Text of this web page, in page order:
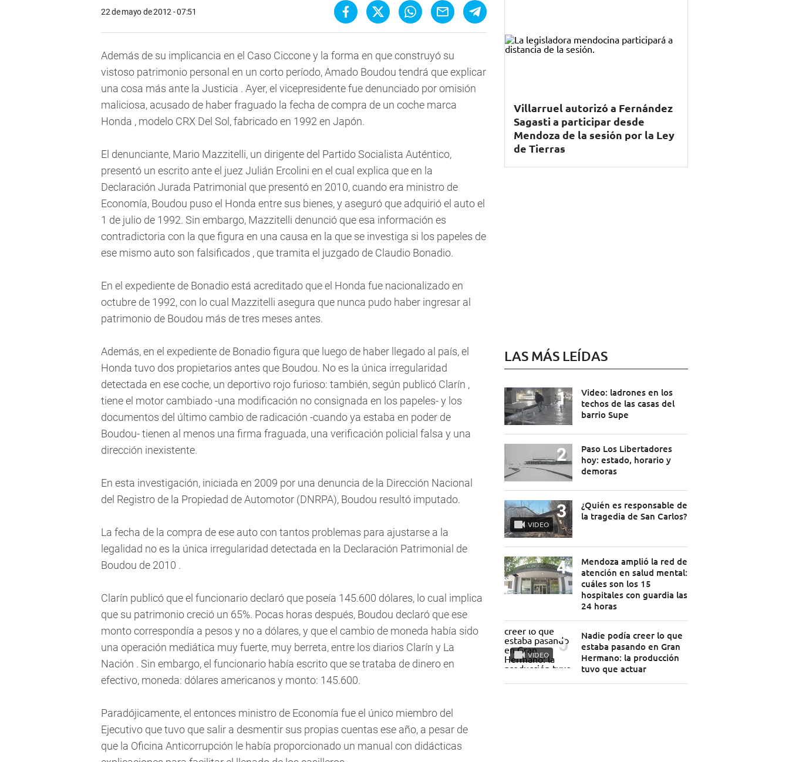
22 de mayo de 2012 - 07:51
Además de su implicancia en el Caso Ciccone y la forma en que construyó su
vistoso patrimonio personal en un corto período, Amado Boudou tendrá que explicar
una cosa más ante la Justicia . Ayer, el vicepresidente fue denunciado por omisión
maliciosa, acusado de haber fraguado la fecha de compra de un coche marca
Honda , modelo CRX Del Sol, fabricado en 1992 en Japón.
El denunciante, Mario Mazzitelli, un dirigente del Partido Socialista Auténtico,
presentó un escrito ante el juez Julián Ercolini en el cual explica que en la
Declaración Jurada Patrimonial que presentó en 2010, cuando era ministro de
Economía, Boudou puso el Honda entre sus bienes, y aseguró que adquirió el auto el
1 de julio de 1992. Sin embargo, Mazzitelli denunció que esa información es
contradictoria con la que figura en una causa en la que se investiga si los papeles de
ese mismo auto son falsificados , que tramita el juzgado de Claudio Bonadio.
En el expediente de Bonadio está acreditado que el Honda fue nacionalizado en
octubre de 1992, con lo cual Mazzitelli asegura que nunca pudo haber ingresar al
patrimonio de Boudou más de tres meses antes.
Además, en el expediente de Bonadio figura que luego de haber llegado al país, el
Honda tuvo dos propietarios antes que Boudou. No es la única irregularidad
detectada en ese coche, un deportivo rojo furioso: también, según publicó Clarín ,
tiene el motor cambiado -una modificación no consignada en los papeles- y los
documentos del último cambio de radicación -cuando ya estaba en poder de
Boudou- tienen al menos una firma fraguada, una verificación policial falsa y una
dirección inexistente.
En esta investigación, iniciada en 2009 por una denuncia de la Dirección Nacional
del Registro de la Propiedad de Automotor (DNRPA), Boudou resultó imputado.
La fecha de la compra de ese auto con tantos problemas para ajustarse a la
legalidad no es la única irregularidad detectada en la Declaración Patrimonial de
Boudou de 2010 .
Clarín publicó que el funcionario declaró que poseía 145.600 dólares, lo cual implica
que su patrimonio creció un 65%. Pocas horas después, Boudou declaró que ese
monto correspondía a pesos y no a dólares, y que el cambio de moneda había sido
una operación mediática muy fuerte, muy berreta, entre los diarios Clarín y La
Nación . Sin embargo, el funcionario había escrito que se trataba de dinero en
efectivo, moneda: dólares americanos y monto: 145.600.
Paradójicamente, el entonces ministro de Economía fue el único miembro del
Ejecutivo que tuvo que salir a desmentir sus propias cuentas ese año, a pesar de
que la Oficina Anticorrupción le había proporcionado un manual con didácticas
Villarruel autorizó a Fernández
Sagasti a participar desde
Mendoza de la sesión por la Ley
de Tierras
LAS MÁS LEÍDAS
Video: ladrones en los
techos de las casas del
barrio Supe
Paso Los Libertadores
hoy: estado, horario y
demoras
VIDEO
¿Quién es responsable de
la tragedia de San Carlos?
Mendoza amplió la red de
atención en salud mental:
cuáles son los 15
hospitales con guardia las
24 horas
VIDEO
Nadie podía creer lo que
estaba pasando en Gran
Hermano: la producción
tuvo que actuar